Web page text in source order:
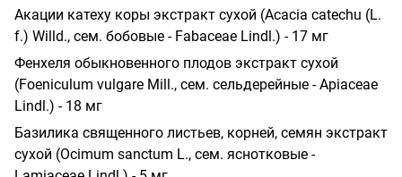
Акации катеху коры экстракт сухой (Acacia catechu (L.
f.) Willd., сем. бобовые - Fabaceae Lindl.) - 17 мг
Фенхеля обыкновенного плодов экстракт сухой
(Foeniculum vulgare Mill., сем. сельдерейные - Apiaceae
Lindl.) - 18 мг
Базилика священного листьев, корней, семян экстракт
сухой (Ocimum sanctum L., сем. яснотковые -